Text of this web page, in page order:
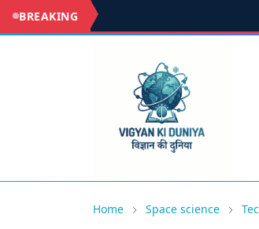
BREAKING
Home Space science